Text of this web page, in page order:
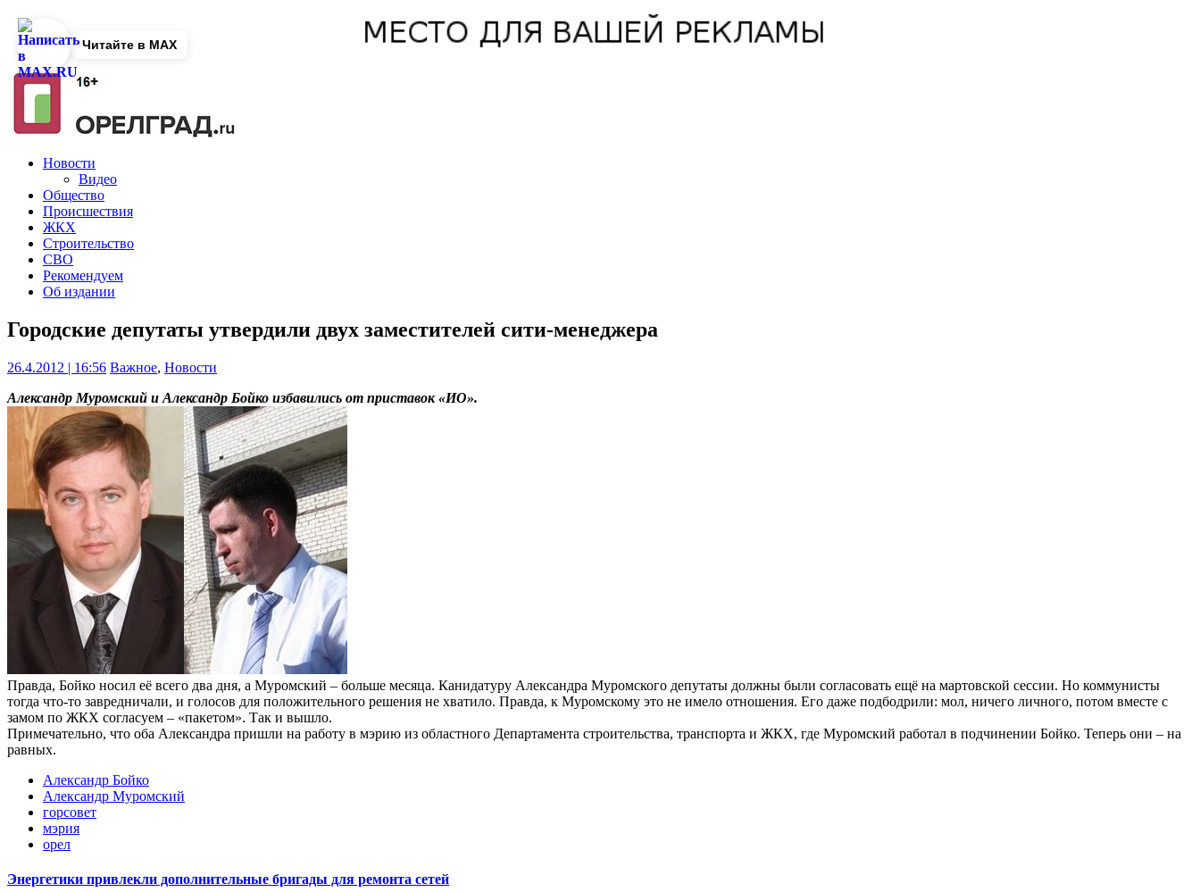
Новости
Видео
Общество
Происшествия
ЖКХ
Строительство
СВО
Рекомендуем
Об издании
Городские депутаты утвердили двух заместителей сити-менеджера
26.4.2012 | 16:56 Важное, Новости
Александр Муромский и Александр Бойко избавились от приставок «ИО».
Правда, Бойко носил её всего два дня, а Муромский – больше месяца. Канидатуру Александра Муромского депутаты должны были согласовать ещё на мартовской сессии. Но коммунисты
тогда что-то завредничали, и голосов для положительного решения не хватило. Правда, к Муромскому это не имело отношения. Его даже подбодрили: мол, ничего личного, потом вместе с
замом по ЖКХ согласуем – «пакетом». Так и вышло.
Примечательно, что оба Александра пришли на работу в мэрию из областного Департамента строительства, транспорта и ЖКХ, где Муромский работал в подчинении Бойко. Теперь они – на
равных.
Александр Бойко
Александр Муромский
горсовет
мэрия
орел
Энергетики привлекли дополнительные бригады для ремонта сетей
Читайте в MAX